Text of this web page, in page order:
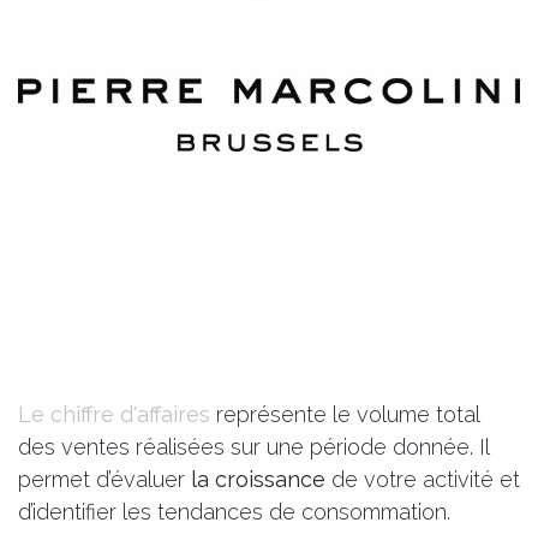
Le chiffre d'affaires représente le volume total
des ventes réalisées sur une période donnée. Il
permet d’évaluer la croissance de votre activité et
d’identifier les tendances de consommation.